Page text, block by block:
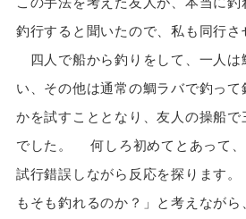
釣行すると聞いたので、私も同行さ
四人で船から釣りをして、一人は
い、その他は通常の鯛ラバで釣っ
かを試すこととなり、友人の操船
でした。 何しろ初めてとあって
試行錯誤しながら反応を探ります
もそも釣れるのか？」と考えなが